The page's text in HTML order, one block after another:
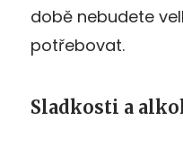
době nebudete
potřebovat.
Sladkosti a